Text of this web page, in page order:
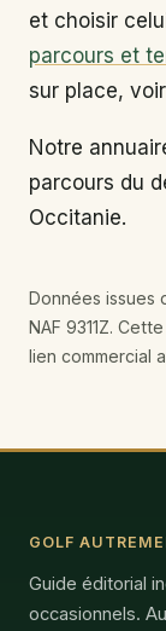
et choisir
parcours et
sur place, voir
Notre
parcours du
Occitanie.
Données issues
NAF 9311Z.
lien commercial
GOLF
Guide éditorial
occasionnels.